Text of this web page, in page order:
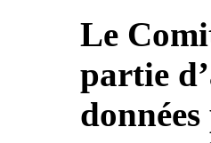
Le
partie